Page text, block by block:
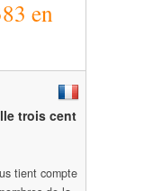
en
trois cent
tient compte